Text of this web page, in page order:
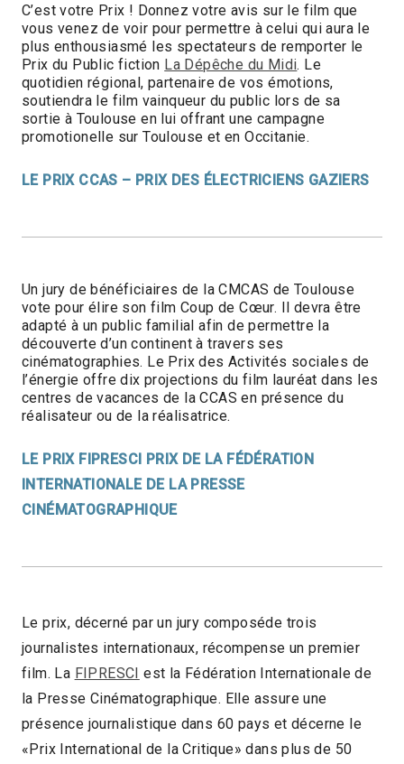
C’est votre Prix ! Donnez votre avis sur le film que
vous venez de voir pour permettre à celui qui aura le
plus enthousiasmé les spectateurs de remporter le
Prix du Public fiction La Dépêche du Midi. Le
quotidien régional, partenaire de vos émotions,
soutiendra le film vainqueur du public lors de sa
sortie à Toulouse en lui offrant une campagne
promotionelle sur Toulouse et en Occitanie.
LE PRIX CCAS – PRIX DES ÉLECTRICIENS GAZIERS
Un jury de bénéficiaires de la CMCAS de Toulouse
vote pour élire son film Coup de Cœur. Il devra être
adapté à un public familial afin de permettre la
découverte d’un continent à travers ses
cinématographies. Le Prix des Activités sociales de
l’énergie offre dix projections du film lauréat dans les
centres de vacances de la CCAS en présence du
réalisateur ou de la réalisatrice.
LE PRIX FIPRESCI PRIX DE LA FÉDÉRATION
INTERNATIONALE DE LA PRESSE
CINÉMATOGRAPHIQUE
Le prix, décerné par un jury composéde trois
journalistes internationaux, récompense un premier
film. La FIPRESCI est la Fédération Internationale de
la Presse Cinématographique. Elle assure une
présence journalistique dans 60 pays et décerne le
«Prix International de la Critique» dans plus de 50